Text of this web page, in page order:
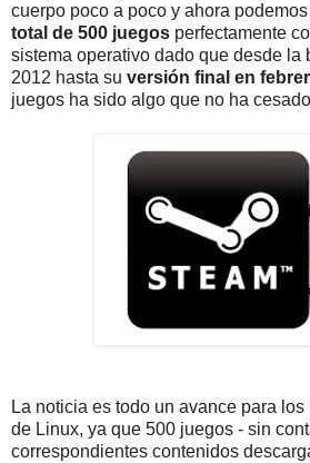
cuerpo poco a poco y ahora
total de 500 juegos perfectamente
sistema operativo dado que desde la
2012 hasta su versión final en
juegos ha sido algo que no ha
La noticia es todo un avance para
de Linux, ya que 500 juegos - sin
correspondientes contenidos